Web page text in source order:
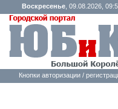
Воскресенье, 09.08.2026,
Кнопки авторизации /